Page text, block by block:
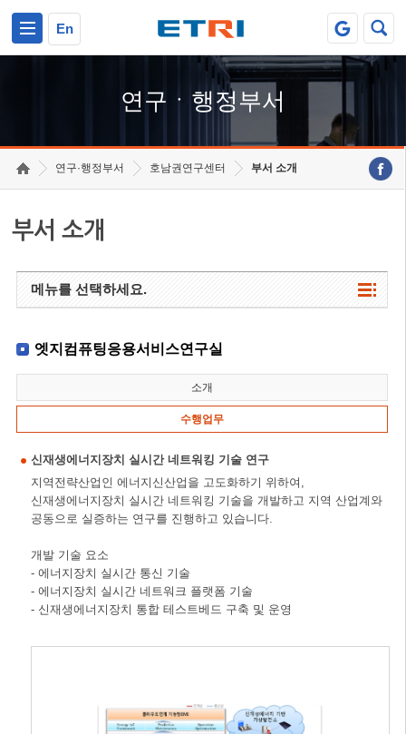
En
연구ㆍ행정부서
연구·행정부서 호남권연구센터 부서 소개
부서 소개
메뉴를 선택하세요.
엣지컴퓨팅응용서비스연구실
소개
수행업무
신재생에너지장치 실시간 네트워킹 기술 연구
지역전략산업인 에너지신산업을 고도화하기 위하여,
신재생에너지장치 실시간 네트워킹 기술을 개발하고 지역 산업계와
공동으로 실증하는 연구를 진행하고 있습니다.
개발 기술 요소
- 에너지장치 실시간 통신 기술
- 에너지장치 실시간 네트워크 플랫폼 기술
- 신재생에너지장치 통합 테스트베드 구축 및 운영